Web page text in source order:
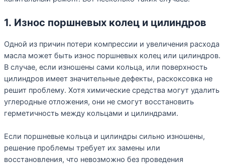
1. Износ поршневых колец и цилиндров
Одной из причин потери компрессии и увеличения расхода
масла может быть износ поршневых колец или цилиндров.
В случае, если изношены сами кольца, или поверхность
цилиндров имеет значительные дефекты, раскоксовка не
решит проблему. Хотя химические средства могут удалить
углеродные отложения, они не смогут восстановить
герметичность между кольцами и цилиндрами.
Если поршневые кольца и цилиндры сильно изношены,
решение проблемы требует их замены или
восстановления, что невозможно без проведения